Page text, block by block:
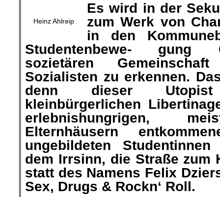
Heinz Ahlreip
Es wird in der
zum Werk von
in den
Studentenbewe- gung
sozietären
Sozialisten zu erkennen.
denn dieser
kleinbürgerlichen
erlebnishungrigen,
Elternhäusern
ungebildeten
dem Irrsinn, die Straße zum
statt des Namens Felix
Sex, Drugs & Rockn‘ Roll.